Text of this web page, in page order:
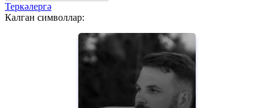
Теркәлергә
Калган символлар: